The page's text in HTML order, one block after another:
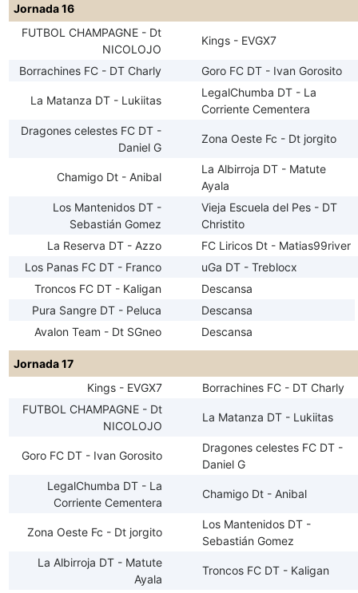
Jornada 16
FUTBOL CHAMPAGNE - Dt
NICOLOJO
Kings - EVGX7
Borrachines FC - DT Charly Goro FC DT - Ivan Gorosito
La Matanza DT - Lukiitas
LegalChumba DT - La
Corriente Cementera
Dragones celestes FC DT -
Daniel G
Zona Oeste Fc - Dt jorgito
Chamigo Dt - Anibal
La Albirroja DT - Matute
Ayala
Los Mantenidos DT -
Sebastián Gomez
Vieja Escuela del Pes - DT
Christito
La Reserva DT - Azzo
FC Liricos Dt - Matias99river
Los Panas FC DT - Franco
uGa DT - Treblocx
Troncos FC DT - Kaligan
Descansa
Pura Sangre DT - Peluca
Descansa
Avalon Team - Dt SGneo
Descansa
Jornada 17
Kings - EVGX7
Borrachines FC - DT Charly
FUTBOL CHAMPAGNE - Dt
NICOLOJO
La Matanza DT - Lukiitas
Goro FC DT - Ivan Gorosito
Dragones celestes FC DT -
Daniel G
LegalChumba DT - La
Corriente Cementera
Chamigo Dt - Anibal
Zona Oeste Fc - Dt jorgito
Los Mantenidos DT -
Sebastián Gomez
La Albirroja DT - Matute
Ayala
Troncos FC DT - Kaligan